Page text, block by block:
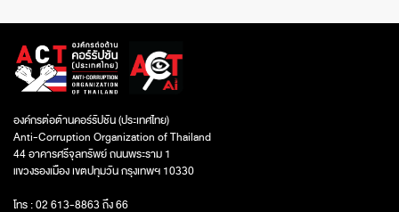
องค์กรต่อต้านคอร์รัปชัน (ประเทศไทย)
Anti-Corruption Organization of Thailand
44 อาคารศรีจุลทรัพย์ ถนนพระราม 1
แขวงรองเมือง เขตปทุมวัน กรุงเทพฯ 10330
โทร : 02 613-8863 ถึง 66